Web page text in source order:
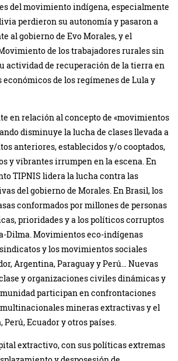
del movimiento indígena, especialmente
perdieron su autonomía y pasaron a
al gobierno de Evo Morales, y el
de los trabajadores rurales sin
actividad de recuperación de la tierra en
económicos de los regímenes de Lula y
en relación al concepto de «movimientos
disminuye la lucha de clases llevada a
anteriores, establecidos y/o cooptados,
y vibrantes irrumpen en la escena. En
TIPNIS lidera la lucha contra las
del gobierno de Morales. En Brasil, los
conformados por millones de personas
prioridades y a los políticos corruptos
Dilma. Movimientos eco-indígenas
y los movimientos sociales
Argentina, Paraguay y Perú… Nuevas
y organizaciones civiles dinámicas y
participan en confrontaciones
mineras extractivas y el
Perú, Ecuador y otros países.
extractivo, con sus políticas extremas